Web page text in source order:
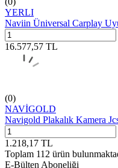
YERLI
Naviin Üniversal Carplay
16.577,57 TL
(0)
NAVİGOLD
Navigold Plakalık Kamera
1.218,17 TL
Toplam 112 ürün
E-Bülten Aboneliği